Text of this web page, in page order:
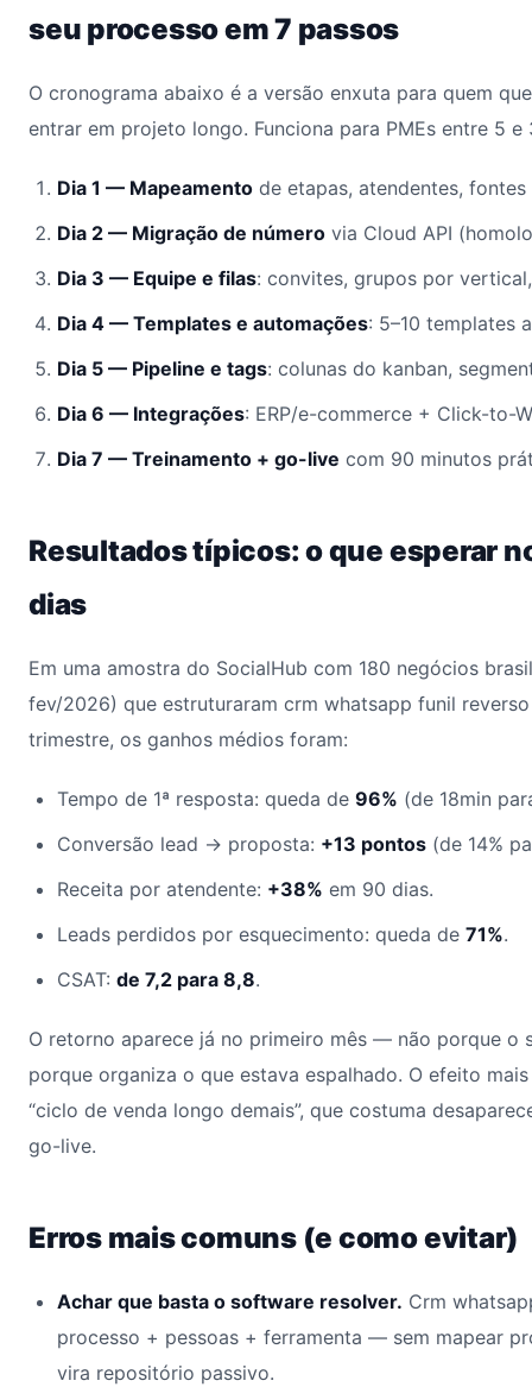
seu processo em 7 passos
O cronograma abaixo é a versão enxuta para quem
entrar em projeto longo. Funciona para PMEs entre 5 e
Dia 1 — Mapeamento de etapas, atendentes, fontes
Dia 2 — Migração de número via Cloud API
Dia 3 — Equipe e filas: convites, grupos por
Dia 4 — Templates e automações: 5–10 templates
Dia 5 — Pipeline e tags: colunas do kanban,
Dia 6 — Integrações: ERP/e-commerce + Click-to-
Dia 7 — Treinamento + go-live com 90 minutos
Resultados típicos: o que esperar
dias
Em uma amostra do SocialHub com 180 negócios
fev/2026) que estruturaram crm whatsapp funil
trimestre, os ganhos médios foram:
Tempo de 1ª resposta: queda de 96% (de 18min
Conversão lead → proposta: +13 pontos (de 14%
Receita por atendente: +38% em 90 dias.
Leads perdidos por esquecimento: queda de 71%.
CSAT: de 7,2 para 8,8.
O retorno aparece já no primeiro mês — não porque o
porque organiza o que estava espalhado. O efeito
“ciclo de venda longo demais”, que costuma
go-live.
Erros mais comuns (e como evitar)
Achar que basta o software resolver. Crm
processo + pessoas + ferramenta — sem mapear
vira repositório passivo.